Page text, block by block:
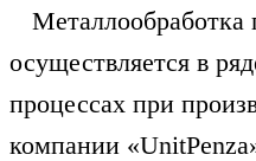
Металлообработка
осуществляется в
процессах при
компании